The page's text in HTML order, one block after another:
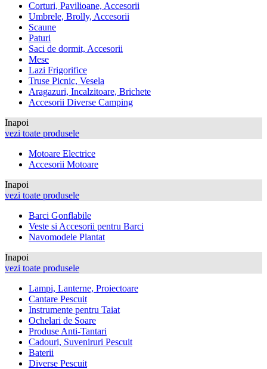
Corturi, Pavilioane, Accesorii
Umbrele, Brolly, Accesorii
Scaune
Paturi
Saci de dormit, Accesorii
Mese
Lazi Frigorifice
Truse Picnic, Vesela
Aragazuri, Incalzitoare, Brichete
Accesorii Diverse Camping
Inapoi
vezi toate produsele
Motoare Electrice
Accesorii Motoare
Inapoi
vezi toate produsele
Barci Gonflabile
Veste si Accesorii pentru Barci
Navomodele Plantat
Inapoi
vezi toate produsele
Lampi, Lanterne, Proiectoare
Cantare Pescuit
Instrumente pentru Taiat
Ochelari de Soare
Produse Anti-Tantari
Cadouri, Suveniruri Pescuit
Baterii
Diverse Pescuit